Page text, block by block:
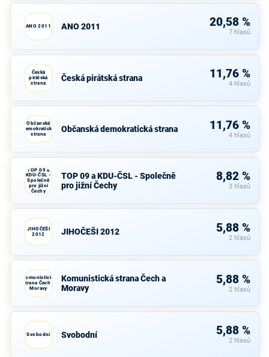
ANO 2011 ANO 2011 20,58 %
7 hlasů
Česká
pirátská
strana
Česká pirátská strana 11,76 %
4 hlasů
Občanská
demokratická
strana
Občanská demokratická strana 11,76 %
4 hlasů
TOP 09 a
KDU-ČSL -
Společně
pro jižní
Čechy
TOP 09 a KDU-ČSL - Společně
pro jižní Čechy
8,82 %
3 hlasů
JIHOČEŠI
2012
JIHOČEŠI 2012 5,88 %
2 hlasů
Komunistická
strana Čech a
Moravy
Komunistická strana Čech a
Moravy
5,88 %
2 hlasů
Svobodní Svobodní 5,88 %
2 hlasů